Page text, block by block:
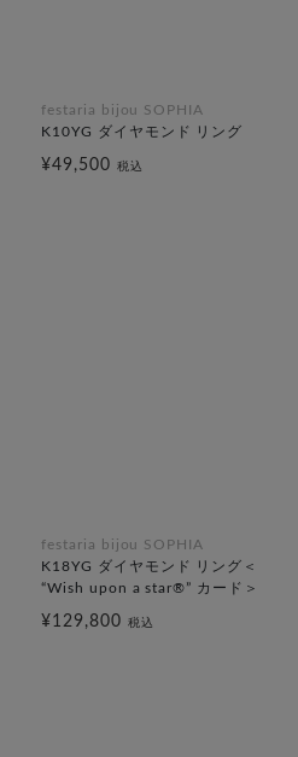
festaria bijou SOPHIA
K10YG ダイヤモンド リング
¥49,500 税込
festaria bijou SOPHIA
K18YG ダイヤモンド リング＜
“Wish upon a star®” カード＞
¥129,800 税込